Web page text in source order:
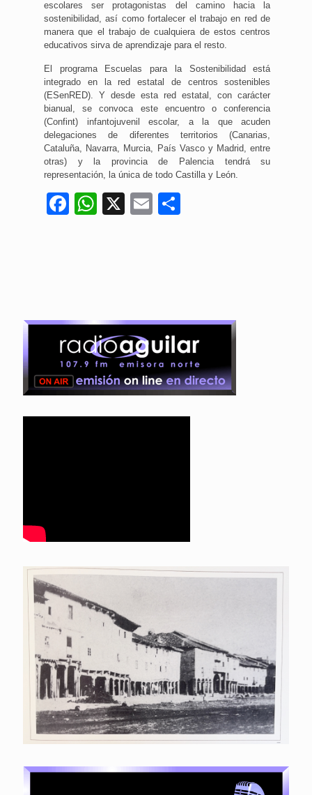
escolares ser protagonistas del camino hacia la
sostenibilidad, así como fortalecer el trabajo en red de
manera que el trabajo de cualquiera de estos centros
educativos sirva de aprendizaje para el resto.
El programa Escuelas para la Sostenibilidad está
integrado en la red estatal de centros sostenibles
(ESenRED). Y desde esta red estatal, con carácter
bianual, se convoca este encuentro o conferencia
(Confint) infantojuvenil escolar, a la que acuden
delegaciones de diferentes territorios (Canarias,
Cataluña, Navarra, Murcia, País Vasco y Madrid, entre
otras) y la provincia de Palencia tendrá su
representación, la única de todo Castilla y León.
Facebook
WhatsApp
X Email